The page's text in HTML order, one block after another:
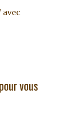
avec
vous